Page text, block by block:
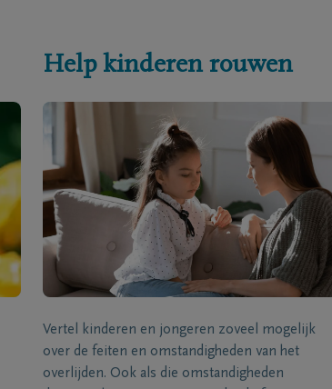
Help kinderen rouwen
Vertel kinderen en jongeren zoveel mogelijk
over de feiten en omstandigheden van het
overlijden. Ook als die omstandigheden